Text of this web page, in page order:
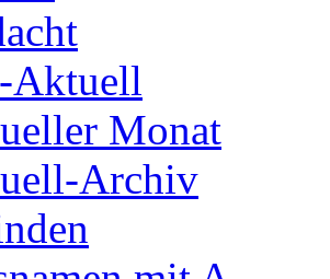
Aktuell
Monat
Archiv